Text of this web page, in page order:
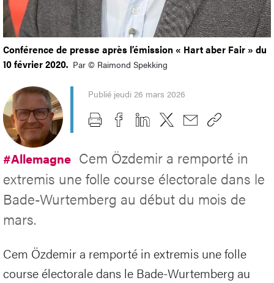
Conférence de presse après l’émission « Hart aber Fair » du
10 février 2020. Par © Raimond Spekking
Publié jeudi 26 mars 2026
#Allemagne Cem Özdemir a remporté in
extremis une folle course électorale dans le
Bade-Wurtemberg au début du mois de
mars.
Cem Özdemir a remporté in extremis une folle
course électorale dans le Bade-Wurtemberg au